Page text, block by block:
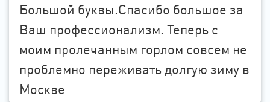
Большой буквы.Спасибо большое за
Ваш профессионализм. Теперь с
моим пролечанным горлом совсем не
проблемно переживать долгую зиму в
Москве